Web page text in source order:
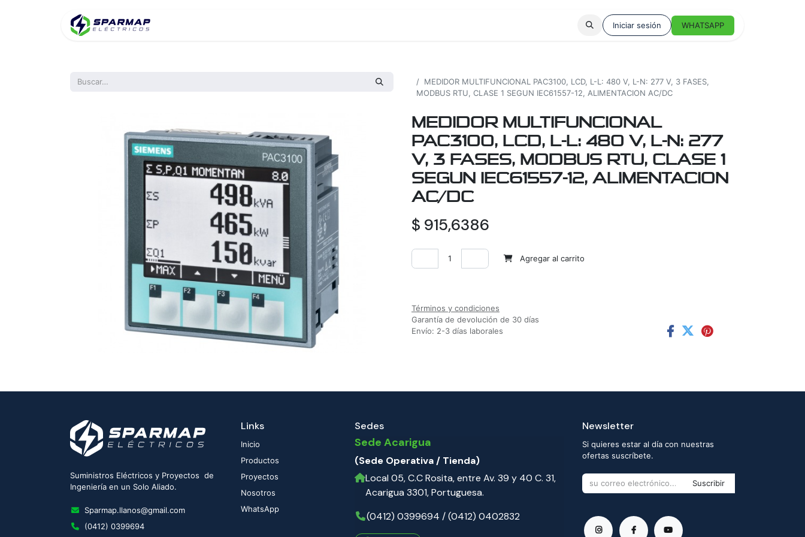
Iniciar sesión WHATSAPP
MEDIDOR MULTIFUNCIONAL PAC3100, LCD, L-L: 480 V, L-N: 277 V, 3 FASES,
MODBUS RTU, CLASE 1 SEGUN IEC61557-12, ALIMENTACION AC/DC
MEDIDOR MULTIFUNCIONAL
PAC3100, LCD, L-L: 480 V, L-N: 277
V, 3 FASES, MODBUS RTU, CLASE 1
SEGUN IEC61557-12, ALIMENTACION
AC/DC
$ 915,6386
Agregar al carrito
Términos y condiciones
Garantía de devolución de 30 días
Envío: 2-3 días laborales
Suministros Eléctricos y Proyectos de
Ingeniería en un Solo Aliado.
Sparmap.llanos@gmail.com
(0412) 0399694
Links
Inicio
Productos
Proyectos
Nosotros
WhatsApp
Sedes
Sede Acarigua
(Sede Operativa / Tienda)
Local 05, C.C Rosita, entre Av. 39 y 40 C. 31,
Acarigua 3301, Portuguesa.
(0412) 0399694 / (0412) 0402832
Newsletter
Si quieres estar al día con nuestras
ofertas suscríbete.
Suscribir